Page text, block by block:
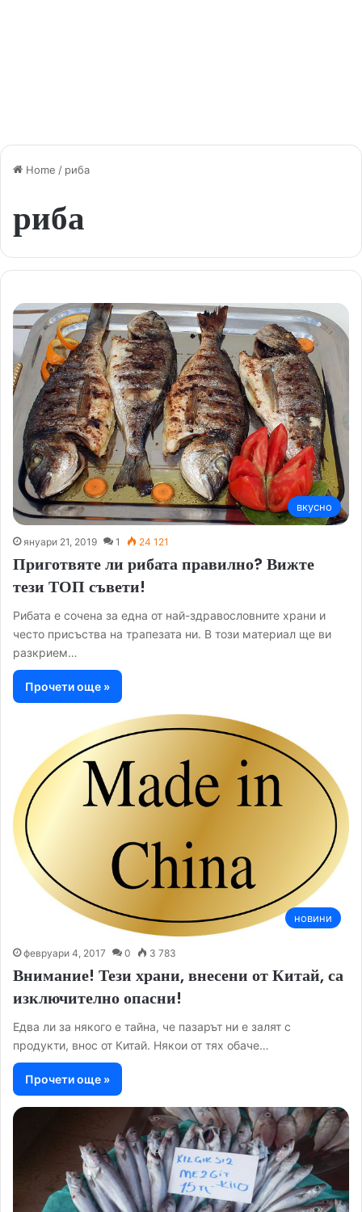
Home / риба
риба
вкусно
януари 21, 2019 1 24 121
Приготвяте ли рибата правилно? Вижте
тези ТОП съвети!
Рибата е сочена за една от най-здравословните храни и
често присъства на трапезата ни. В този материал ще ви
разкрием…
Прочети още »
новини
февруари 4, 2017 0 3 783
Внимание! Тези храни, внесени от Китай, са
изключително опасни!
Едва ли за някого е тайна, че пазарът ни е залят с
продукти, внос от Китай. Някои от тях обаче…
Прочети още »